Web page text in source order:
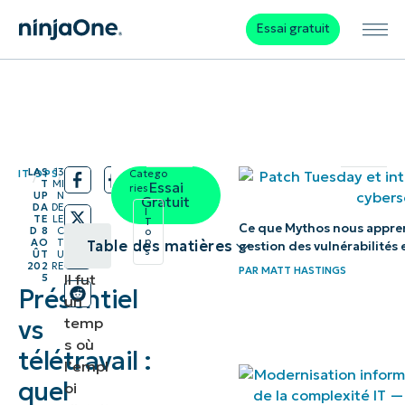
Essai gratuit
IT OPS
/
LAS
T
UP
DA
TE
D 8
AO
ÛT
202
5
/
13
MI
N
DE
LE
C
T
U
RE
Présentiel
vs
télétravail :
quel
Table des matières
présentiel
toujours
Il fut
un
temp
s où
l’empl
oi
Essai
Gratuit
Catego
ries:
I
T
o
p
s
Ce que Mythos nous
gestion des vulnérabilités
PAR MATT HASTINGS